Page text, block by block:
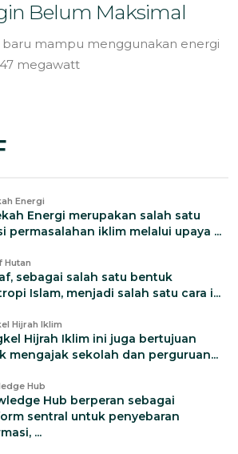
Belum Maksimal
baru mampu menggunakan energi
megawatt
Energi
Energi merupakan salah satu
permasalahan iklim melalui upaya ...
Hutan
sebagai salah satu bentuk
Islam, menjadi salah satu cara i...
Hijrah Iklim
Hijrah Iklim ini juga bertujuan
mengajak sekolah dan perguruan...
Hub
Hub berperan sebagai
sentral untuk penyebaran
...